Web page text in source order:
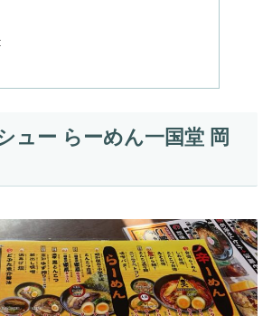
ュー らーめん一国堂 岡